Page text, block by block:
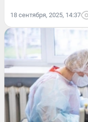
18 сентября, 2025, 14:37